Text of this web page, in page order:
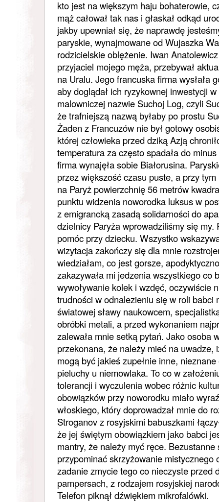
kto jest na większym haju bohaterowie,
mąż całował tak nas i głaskał odkąd
jakby upewniał się, że naprawdę
paryskie, wynajmowane od Wujaszka
rodzicielskie oblężenie. Iwan
przyjaciel mojego męża, przebywał
na Uralu. Jego francuska firma wysłała
aby doglądał ich ryzykownej inwestycji
malowniczej nazwie Suchoj Log, czyli
że trafniejszą nazwą byłaby po prostu
Żaden z Francuzów nie był gotowy
której człowieka przed dziką Azją
temperatura za często spadała do
firma wynajęła sobie Białorusina.
przez większość czasu puste, a przy tym
na Paryż powierzchnię 56 metrów
punktu widzenia noworodka luksus w
z emigrancką zasadą solidarności do
dzielnicy Paryża wprowadziliśmy się my.
pomóc przy dziecku. Wszystko
wizytacja zakończy się dla mnie
wiedziałam, co jest gorsze,
zakazywała mi jedzenia wszystkiego co
wywoływanie kolek i wzdęć, oczywiście
trudności w odnalezieniu się w roli babci
światowej sławy naukowcem,
obróbki metali, a przed wykonaniem
zalewała mnie setką pytań. Jako osoba
przekonana, że należy mieć na uwadze,
mogą być jakieś zupełnie inne,
pieluchy u niemowlaka. To co w
tolerancji i wyczulenia wobec różnic
obowiązków przy noworodku miało
włoskiego, który doprowadzał mnie do
Stroganov z rosyjskimi babuszkami
że jej świętym obowiązkiem jako babci
mantry, że należy myć ręce. Bezustanne
przypominać skrzyżowanie mistycznego
zadanie zmycie tego co nieczyste przed
pampersach, z rodzajem rosyjskiej
Telefon piknął dźwiękiem mikrofalówki.